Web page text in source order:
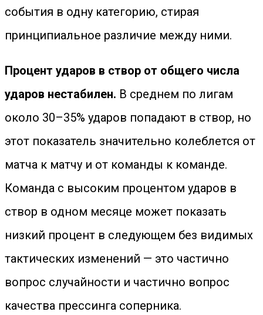
события в одну категорию, стирая
принципиальное различие между ними.
Процент ударов в створ от общего числа
ударов нестабилен. В среднем по лигам
около 30–35% ударов попадают в створ, но
этот показатель значительно колеблется от
матча к матчу и от команды к команде.
Команда с высоким процентом ударов в
створ в одном месяце может показать
низкий процент в следующем без видимых
тактических изменений — это частично
вопрос случайности и частично вопрос
качества прессинга соперника.